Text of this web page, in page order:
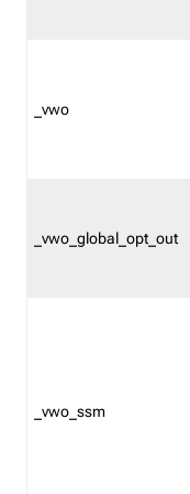
_vwo
_vwo_global_opt_out
_vwo_ssm